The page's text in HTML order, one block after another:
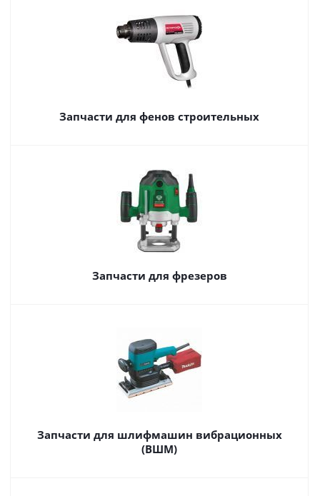
Запчасти для фенов строительных
Запчасти для фрезеров
Запчасти для шлифмашин вибрационных
(ВШМ)